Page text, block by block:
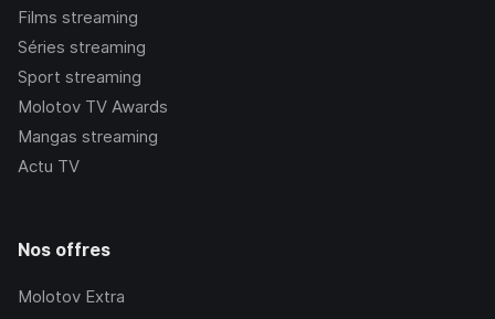
Films streaming
Séries streaming
Sport streaming
Molotov TV Awards
Mangas streaming
Actu TV
Nos offres
Molotov Extra